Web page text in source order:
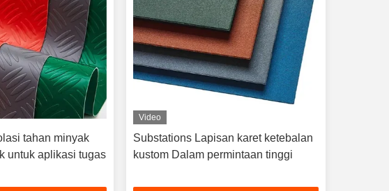
tahan minyak
untuk aplikasi tugas
Video
Substations Lapisan karet ketebalan
kustom Dalam permintaan tinggi